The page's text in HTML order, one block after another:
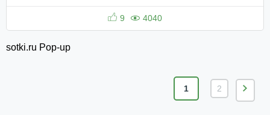
9 4040
sotki.ru Pop-up
1 2